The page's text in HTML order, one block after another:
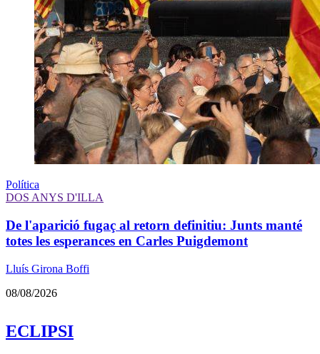
Política
DOS ANYS D'ILLA
De l'aparició fugaç al retorn definitiu: Junts manté
totes les esperances en Carles Puigdemont
Lluís Girona Boffi
08/08/2026
ECLIPSI